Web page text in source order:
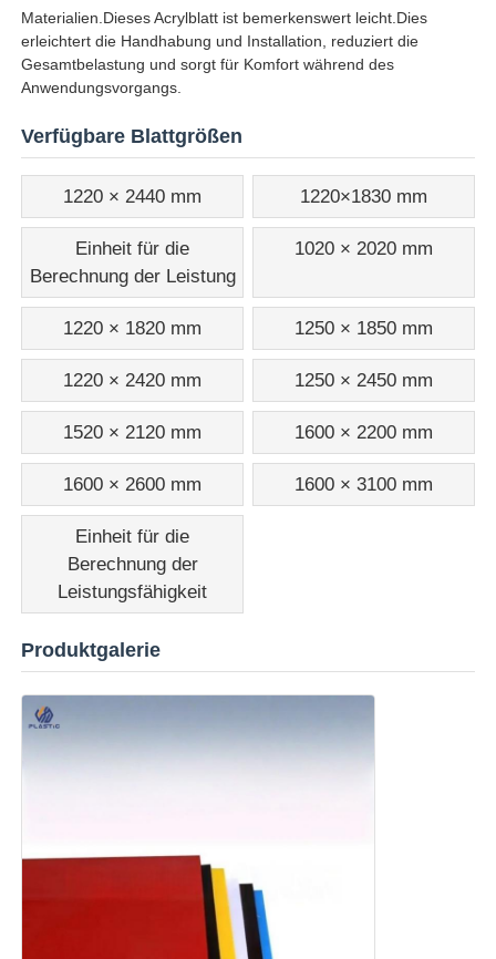
Klarer Kunststoff Acrylplatte
Gegossene Acrylplatte
Farbige Acrylplatte
Akryl-Lagerfach
Acrylschaukarton
Spiegel Acrylblech
Acryl-Frostblatt
Verdrängtes Acrylblatt
Marmoracrylfolie
Acrylblech aus Regenbogen
Acrylblech geschnitten
Materialien.Dieses Acrylblatt ist bemerkenswert leicht.Dies
erleichtert die Handhabung und Installation, reduziert die
Gesamtbelastung und sorgt für Komfort während des
Anwendungsvorgangs.
Verfügbare Blattgrößen
1220 × 2440 mm 1220×1830 mm
Einheit für die
Berechnung der Leistung
1020 × 2020 mm
1220 × 1820 mm 1250 × 1850 mm
1220 × 2420 mm 1250 × 2450 mm
1520 × 2120 mm 1600 × 2200 mm
1600 × 2600 mm 1600 × 3100 mm
Einheit für die
Berechnung der
Leistungsfähigkeit
Produktgalerie